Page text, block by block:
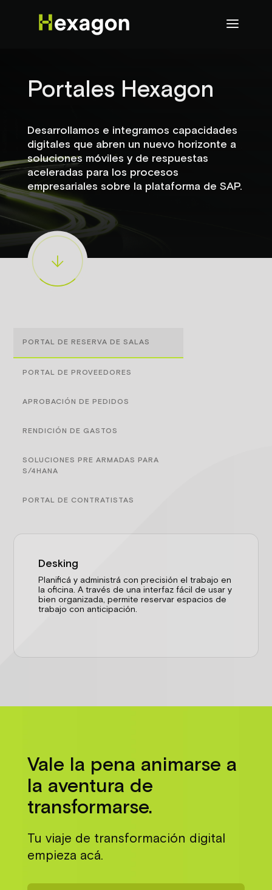
Portales Hexagon
Desarrollamos e integramos capacidades
digitales que abren un nuevo horizonte a
soluciones móviles y de respuestas
aceleradas para los procesos
empresariales sobre la plataforma de SAP.
PORTAL DE RESERVA DE SALAS
PORTAL DE PROVEEDORES
APROBACIÓN DE PEDIDOS
RENDICIÓN DE GASTOS
SOLUCIONES PRE ARMADAS PARA
S/4HANA
PORTAL DE CONTRATISTAS
Desking
Planificá y administrá con precisión el trabajo en
la oficina. A través de una interfaz fácil de usar y
bien organizada, permite reservar espacios de
trabajo con anticipación.
Vale la pena animarse a
la aventura de
transformarse.
Tu viaje de transformación digital
empieza acá.